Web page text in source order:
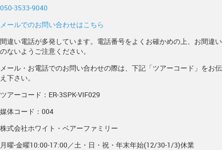
050-3533-9040
メールでのお問い合わせはこちら
間違い電話が多発しています。電話番号をよくお確かめの上、お間違い
のないようご注意ください。
メール・お電話でのお問い合わせの際は、下記「ツアーコード」をお伝
え下さい。
ツアーコード：ER-3SPK-VIF029
媒体コード：004
株式会社ホワイト・ベアーファミリー
月曜-金曜10:00-17:00／土・日・祝・年末年始(12/30-1/3)休業